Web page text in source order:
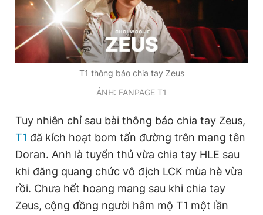
Hotline
0906 645 777
Liên hệ quảng cáo
0908 780 404
Quảng cáo RSS Tòa soạn
Tổng biên tập: Nguyễn Ngọc Toàn
Phó tổng biên tập: Lâm Hiếu Dũng
Phó tổng biên tập: Trần Việt Hưng
Tổng thư ký tòa soạn: Đức Trung
Giấy phép xuất bản số 110/GP - BTTTT cấp ngày 24.3.2020
© 2003-2026 Bản quyền thuộc về Báo Thanh Niên. Cấm sao
chép dưới mọi hình thức nếu không có sự chấp thuận bằng văn
bản. Phát triển bởi ePi Technologies, JSC.
T1 thông báo chia tay Zeus
ẢNH: FANPAGE T1
Tuy nhiên chỉ sau bài thông báo chia tay Zeus,
T1 đã kích hoạt bom tấn đường trên mang tên
Doran. Anh là tuyển thủ vừa chia tay HLE sau
khi đăng quang chức vô địch LCK mùa hè vừa
rồi. Chưa hết hoang mang sau khi chia tay
Zeus, cộng đồng người hâm mộ T1 một lần